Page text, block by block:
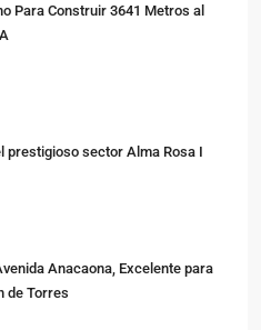
Para Construir 3641 Metros al
prestigioso sector Alma Rosa I
Anacaona, Excelente para
de Torres